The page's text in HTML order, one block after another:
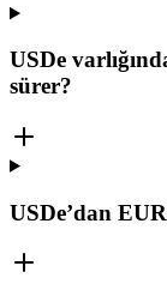
USDe
sürer?
USDe’dan